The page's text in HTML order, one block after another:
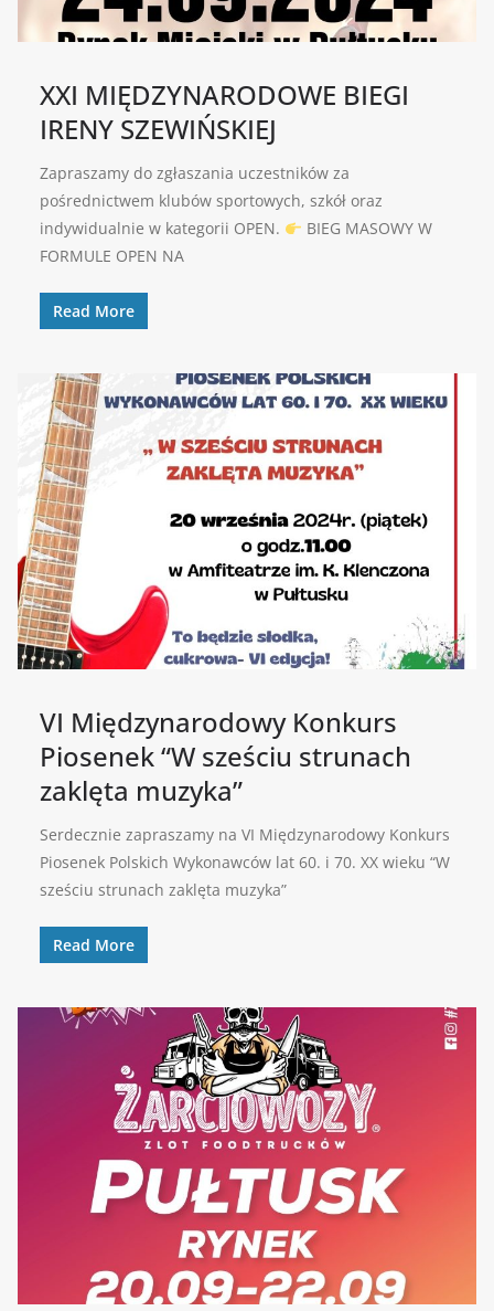
XXI MIĘDZYNARODOWE BIEGI
IRENY SZEWIŃSKIEJ
Zapraszamy do zgłaszania uczestników za
pośrednictwem klubów sportowych, szkół oraz
indywidualnie w kategorii OPEN.
BIEG MASOWY W
FORMULE OPEN NA
Read More
VI Międzynarodowy Konkurs
Piosenek “W sześciu strunach
zaklęta muzyka”
Serdecznie zapraszamy na VI Międzynarodowy Konkurs
Piosenek Polskich Wykonawców lat 60. i 70. XX wieku “W
sześciu strunach zaklęta muzyka”
Read More